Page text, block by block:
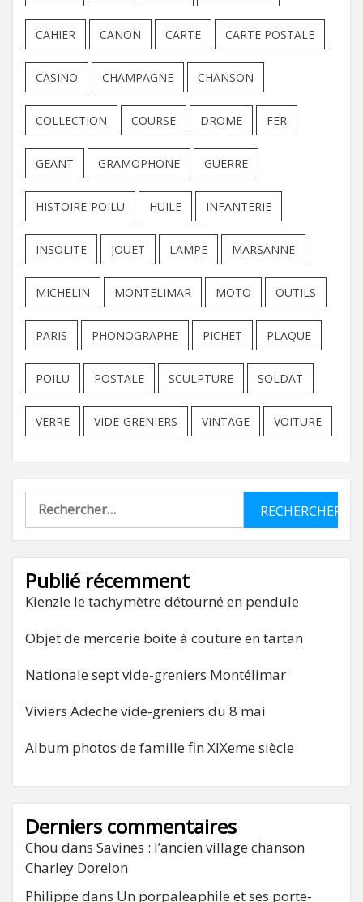
CAHIER CANON CARTE CARTE POSTALE
CASINO CHAMPAGNE CHANSON
COLLECTION COURSE DROME FER
GEANT GRAMOPHONE GUERRE
HISTOIRE-POILU HUILE INFANTERIE
INSOLITE JOUET LAMPE MARSANNE
MICHELIN MONTELIMAR MOTO OUTILS
PARIS PHONOGRAPHE PICHET PLAQUE
POILU POSTALE SCULPTURE SOLDAT
VERRE VIDE-GRENIERS VINTAGE VOITURE
Rechercher :
Publié récemment
Kienzle le tachymètre détourné en pendule
Objet de mercerie boite à couture en tartan
Nationale sept vide-greniers Montélimar
Viviers Adeche vide-greniers du 8 mai
Album photos de famille fin XIXeme siècle
Derniers commentaires
Chou dans Savines : l’ancien village chanson
Charley Dorelon
Philippe dans Un porpaleaphile et ses porte-